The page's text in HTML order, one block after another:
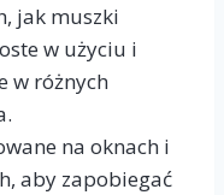
jak muszki
w użyciu i
w różnych
na oknach i
aby zapobiegać